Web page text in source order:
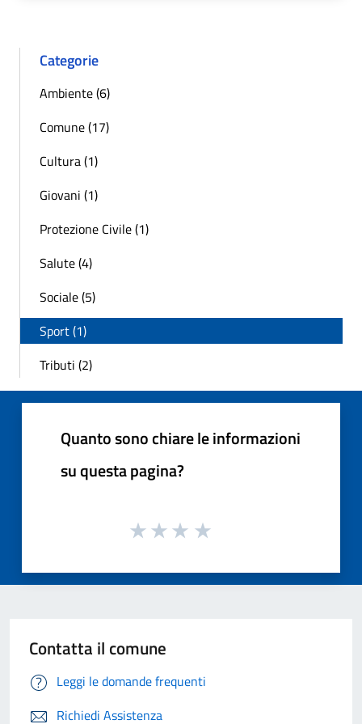
Categorie
Ambiente (6)
Comune (17)
Cultura (1)
Giovani (1)
Protezione Civile (1)
Salute (4)
Sociale (5)
Sport (1)
Tributi (2)
Quanto sono chiare le informazioni
su questa pagina?
Contatta il comune
Leggi le domande frequenti
Richiedi Assistenza